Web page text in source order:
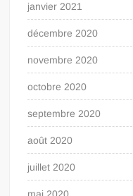
janvier 2021
décembre 2020
novembre 2020
octobre 2020
septembre 2020
août 2020
juillet 2020